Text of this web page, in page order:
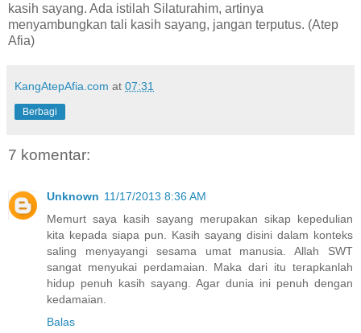
kasih sayang. Ada istilah Silaturahim, artinya
menyambungkan tali kasih sayang, jangan terputus. (Atep
Afia)
KangAtepAfia.com at 07:31
Berbagi
7 komentar:
Unknown 11/17/2013 8:36 AM
Memurt saya kasih sayang merupakan sikap kepedulian
kita kepada siapa pun. Kasih sayang disini dalam konteks
saling menyayangi sesama umat manusia. Allah SWT
sangat menyukai perdamaian. Maka dari itu terapkanlah
hidup penuh kasih sayang. Agar dunia ini penuh dengan
kedamaian.
Balas